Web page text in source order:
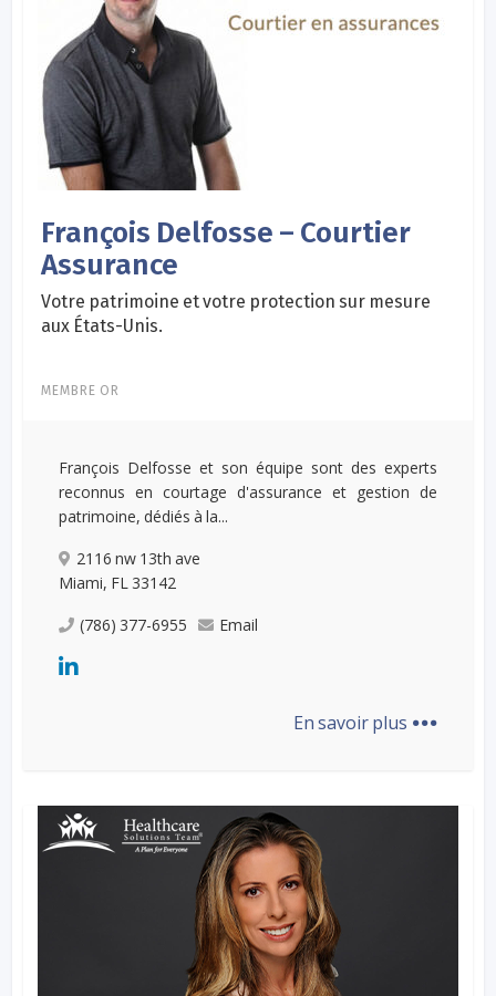
François Delfosse – Courtier
Assurance
Votre patrimoine et votre protection sur mesure
aux États-Unis.
MEMBRE OR
François Delfosse et son équipe sont des experts
reconnus en courtage d'assurance et gestion de
patrimoine, dédiés à la...
2116 nw 13th ave
Miami, FL 33142
(786) 377-6955
Email
En savoir plus ...